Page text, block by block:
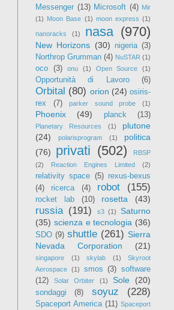
Messenger (13) Microsoft (4) Mir
(1) Moon Base (1) moon express (1)
nanoracks (1) nasa (970)
New Horizons (30) nigeria (3)
Northrop Grumman (4) NuSTAR (1)
oco (3) onu (1) Open Source (1)
Opportunità di Lavoro (6)
Orbital (80) orion (24) osiris-
rex
(7) parker sound probe (1)
Phoenix (49) planck (13)
Planetary Resources (1)
plutone
(24)
polarisprogram (1)
politica
(76)
privati (502)
RBSP
(2)
Reaction Engines Limited (2)
relativity space (5) rexus-bexus
(4)
ricerca (4) robot (155)
rocket lab (10) rosetta (43)
russia (191) s3 (1)
Saturno
(35) scienza e tecnologia (36)
SDO (9) shuttle (261) Sierra
Nevada Corporation
(21)
singapore (1) skylab (1)
Skyroot
Aerospace (1) smos (3) software
(12)
Solar Orbiter (1) Sole (20)
sondaggi (8) soyuz (228)
Spaceport America (11) Spaceport